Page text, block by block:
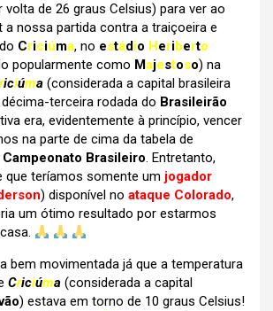
de 26 graus Celsius) para ver ao
a nossa partida contra a traiçoeira e
Criciúma, no estádio Heriberto
popularmente como Majestoso) na
riciúma (considerada a capital brasileira
décima-terceira rodada do Brasileirão
era, evidentemente à princípio, vencer
na parte de cima da tabela de
Campeonato Brasileiro. Entretanto,
que teríamos somente um jogador
) disponível no ataque Colorado,
um ótimo resultado por estarmos
bem movimentada já que a temperatura
Criciúma (considerada a capital
) estava em torno de 10 graus Celsius!